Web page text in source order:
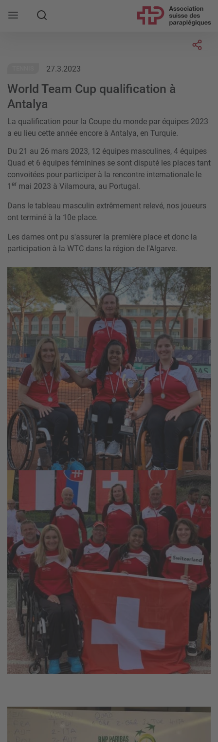
Rechercher
27.3.2023
World Team Cup qualification à
Antalya
La qualification pour la Coupe du monde par équipes 2023
a eu lieu cette année encore à Antalya, en Turquie.
Du 21 au 26 mars 2023, 12 équipes masculines, 4 équipes
Quad et 6 équipes féminines se sont disputé les places tant
convoitées pour participer à la rencontre internationale le
1 er mai 2023 à Vilamoura, au Portugal.
Dans le tableau masculin extrêmement relevé, nos joueurs
ont terminé à la 10e place.
Les dames ont pu s'assurer la première place et donc la
participation à la WTC dans la région de l'Algarve.